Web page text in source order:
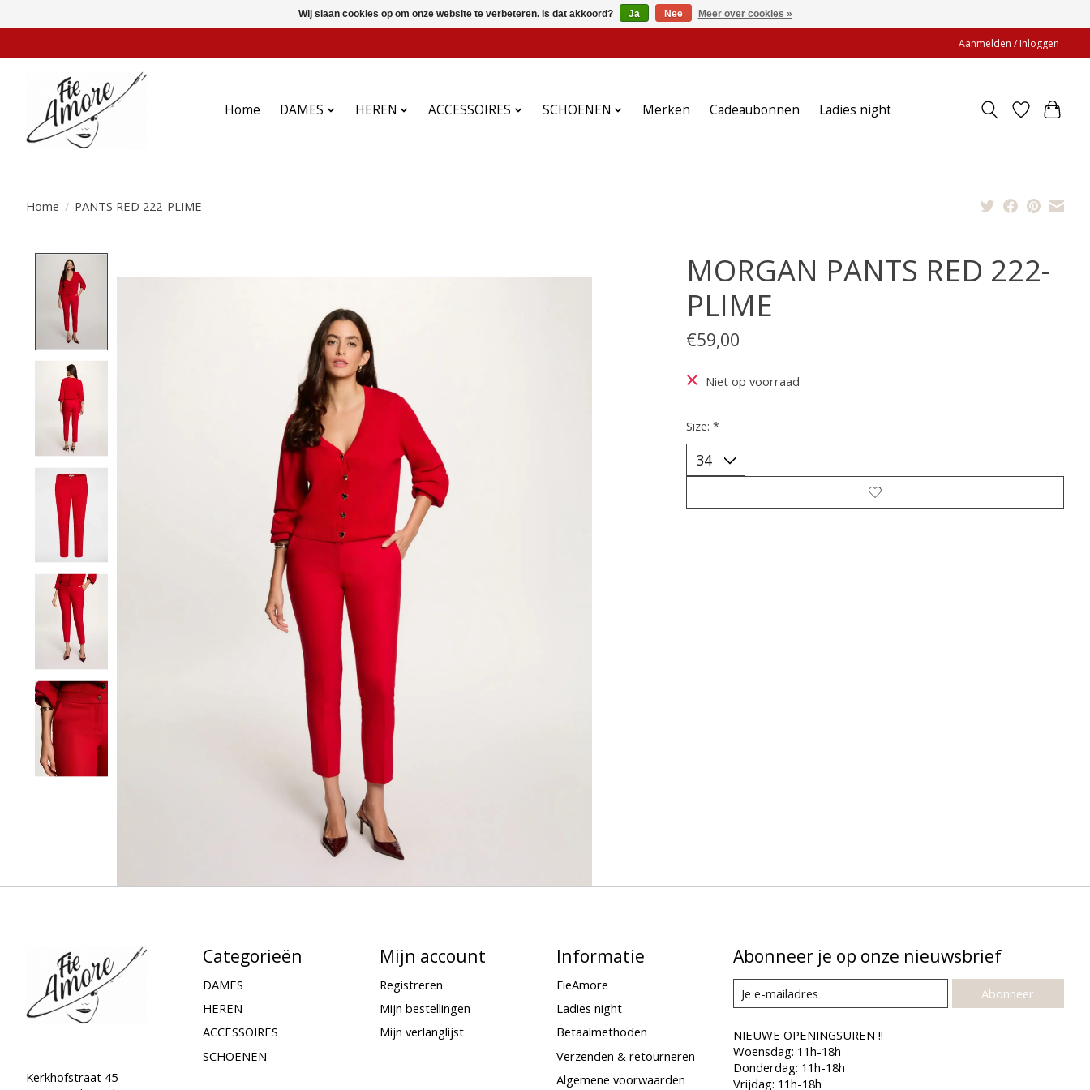
Aanmelden / Inloggen
Home DAMES HEREN ACCESSOIRES SCHOENEN Merken Cadeaubonnen Ladies night
Home / PANTS RED 222-PLIME
MORGAN PANTS RED 222-
PLIME
€59,00
Niet op voorraad
Size: *
Kerkhofstraat 45
Categorieën
DAMES
HEREN
ACCESSOIRES
SCHOENEN
Mijn account
Registreren
Mijn bestellingen
Mijn verlanglijst
Informatie
FieAmore
Ladies night
Betaalmethoden
Verzenden & retourneren
Algemene voorwaarden
Abonneer je op onze nieuwsbrief
Abonneer
NIEUWE OPENINGSUREN !!
Woensdag: 11h-18h
Donderdag: 11h-18h
Vrijdag: 11h-18h
Wij slaan cookies op om onze website te verbeteren. Is dat akkoord? Ja Nee Meer over cookies »